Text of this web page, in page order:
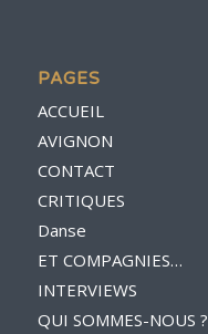
PAGES
ACCUEIL
AVIGNON
CONTACT
CRITIQUES
Danse
ET COMPAGNIES…
INTERVIEWS
QUI SOMMES-NOUS ?